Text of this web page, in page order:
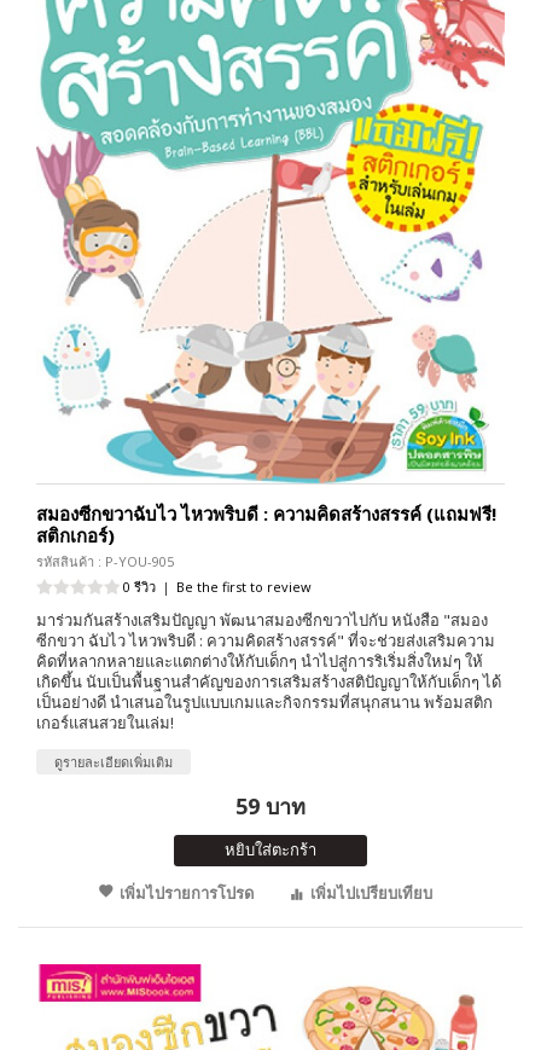
สมองซีกขวาฉับไว ไหวพริบดี : ความคิดสร้างสรรค์ (แถมฟรี!
สติกเกอร์)
รหัสสินค้า : P-YOU-905
0 รีวิว | Be the first to review
มาร่วมกันสร้างเสริมปัญญา พัฒนาสมองซีกขวาไปกับ หนังสือ "สมอง
ซีกขวา ฉับไว ไหวพริบดี : ความคิดสร้างสรรค์" ที่จะช่วยส่งเสริมความ
คิดที่หลากหลายและแตกต่างให้กับเด็กๆ นำไปสู่การริเริ่มสิ่งใหม่ๆ ให้
เกิดขึ้น นับเป็นพื้นฐานสำคัญของการเสริมสร้างสติปัญญาให้กับเด็กๆ ได้
เป็นอย่างดี นำเสนอในรูปแบบเกมและกิจกรรมที่สนุกสนาน พร้อมสติก
เกอร์แสนสวยในเล่ม!
ดูรายละเอียดเพิ่มเติม
59 บาท
หยิบใส่ตะกร้า
เพิ่มไปรายการโปรด
เพิ่มไปเปรียบเทียบ